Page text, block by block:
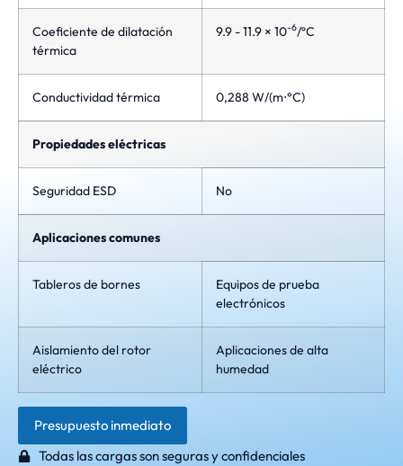
Coeficiente de dilatación
térmica
9.9 - 11.9 × 10-6/ºC
Conductividad térmica 0,288 W/(m⋅°C)
Propiedades eléctricas
Seguridad ESD No
Aplicaciones comunes
Tableros de bornes
Equipos de prueba
electrónicos
Aislamiento del rotor
eléctrico
Aplicaciones de alta
humedad
Presupuesto inmediato
Todas las cargas son seguras y confidenciales